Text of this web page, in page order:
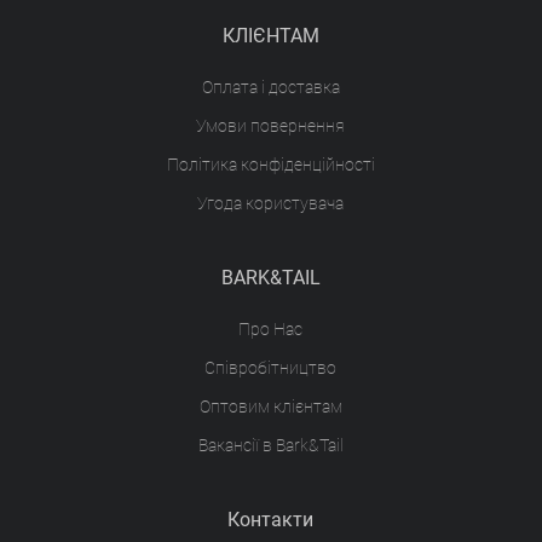
КЛІЄНТАМ
Оплата і доставка
Умови повернення
Політика конфіденційності
Угода користувача
BARK&TAIL
Про Нас
Співробітництво
Оптовим клієнтам
Вакансії в Bark&Tail
Контакти